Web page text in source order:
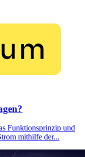
Funktionsprinzip und
mithilfe der...